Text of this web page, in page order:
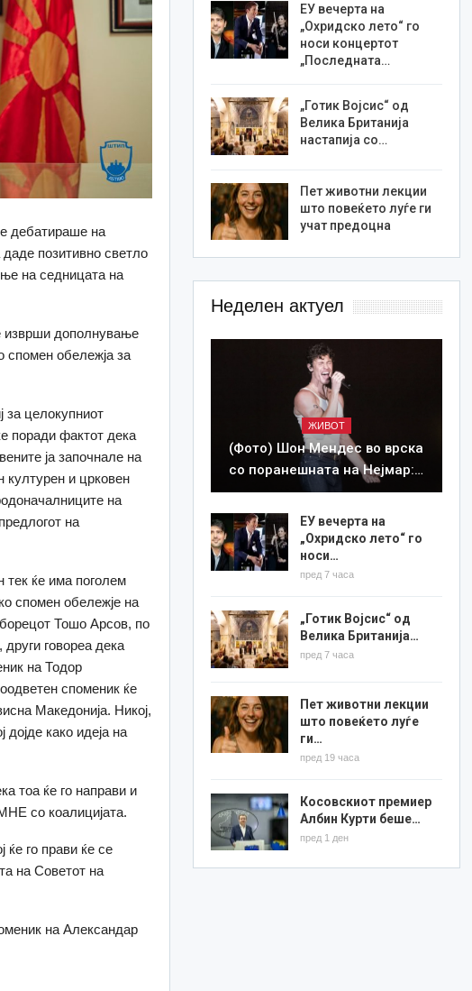
дебатираше на
позитивно светло
на седницата на
изврши дополнување
спомен обележја за
за целокупниот
поради фактот дека
ја започнале на
културен и црковен
на
на
тек ќе има поголем
спомен обележје на
Тошо Арсов, по
говореа дека
на Тодор
споменик ќе
Македонија. Никој,
како идеја на
тоа ќе го направи и
со коалицијата.
ќе го прави ќе се
на Советот на
на Александар
ЕУ вечерта на
„Охридско лето“ го
носи концертот
„Последната…
„Готик Војсис“ од
Велика Британија
настапија со…
Пет животни лекции
што повеќето луѓе ги
учат предоцна
Неделен актуел
ЖИВОТ
(Фото) Шон Мендес во врска
со поранешната на Нејмар:…
ЕУ вечерта на
„Охридско лето“ го
носи…
пред 7 часа
„Готик Војсис“ од
Велика Британија…
пред 7 часа
Пет животни лекции
што повеќето луѓе
ги…
пред 19 часа
Косовскиот премиер
Албин Курти беше…
пред 1 ден